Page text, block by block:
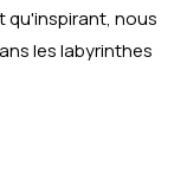
qu'inspirant, nous
les labyrinthes